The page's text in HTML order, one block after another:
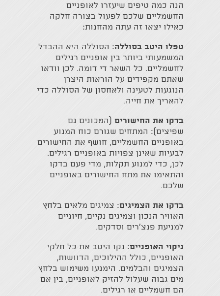
הנה כמה טיפים שיעזרו לאופניים
החשמליים שלכם לפעול בצורה חלקה
כאילו יצאו זה עתה מהחנות:
טפלו היטב בסוללה: הסוללה היא ההבדל
המשמעותי ביותר בין אופניים רגילים
לחשמליים. כל השאר די דומה. לכן וודאו
שאתם מקפידים על הוראות היצרן
הנוגעות לטעינה ולאחסון של הסוללה כדי
להאריך את חייה.
בדקו את החישורים (המכונים גם
שפיצים): המתחים שגורם כוח המנוע
באופניים החשמליים, חושף את החישורים
לבעיות שאינן צפויות באופניים רגילים.
לכן, כדי למנוע תקלות, מדי פעם בדקו
והתאימו את מתח החישורים באופניים
שלכם.
בדקו את הצמיגים: צמיגים מלאים בלחץ
האוויר הנכון וצמיגים נקיים, חיוניים
למניעת פנצ׳רים וסדקים.
ניקוי האופניים: נקו היטב את כל חלקי
האופניים, כולל ההילוכים, הדוושות,
הצמיגים והבלמים. הימנעו משימוש בלחץ
מים גבוה שעלול להזיק לאופניים, בין אם
הם חשמליים או רגילים.